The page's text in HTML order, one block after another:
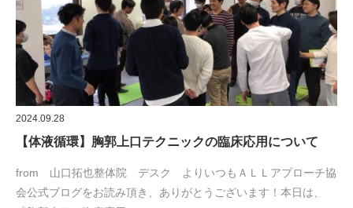
2024.09.28
【体液循環】胸郭上口テクニックの臨床応用について
from 山口拓也整体院 デスク よりいつもＡＬＬアプローチ協
会公式ブログをお読み頂き、ありがとうございます！本日は、